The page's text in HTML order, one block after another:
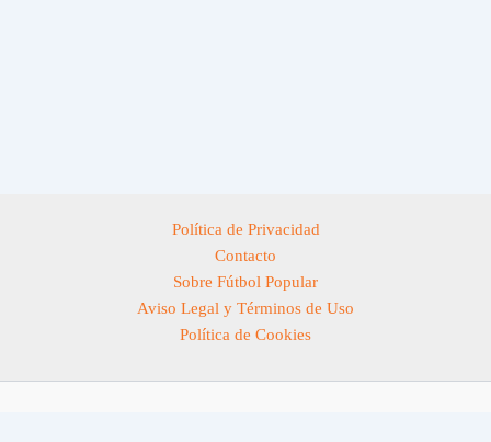
Política de Privacidad
Contacto
Sobre Fútbol Popular
Aviso Legal y Términos de Uso
Política de Cookies